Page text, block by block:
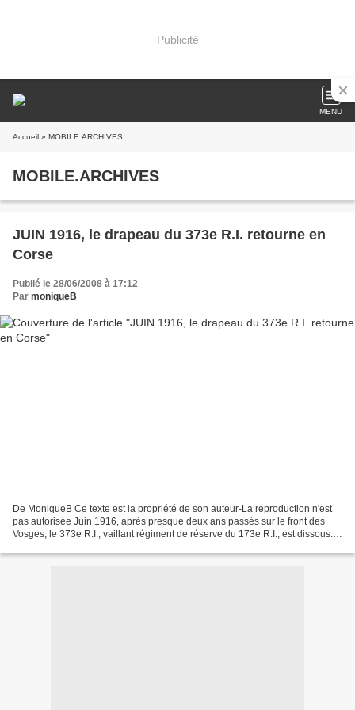
Publicité
MENU
Accueil » MOBILE.ARCHIVES
MOBILE.ARCHIVES
JUIN 1916, le drapeau du 373e R.I. retourne en
Corse
Publié le 28/06/2008 à 17:12
Par moniqueB
De MoniqueB Ce texte est la propriété de son auteur-La reproduction n'est
pas autorisée Juin 1916, après presque deux ans passés sur le front des
Vosges, le 373e R.I., vaillant régiment de réserve du 173e R.I., est dissous.